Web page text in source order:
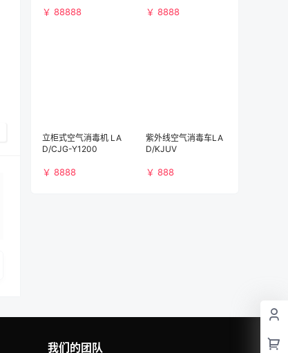
h)）
￥ 88888 ￥ 8888
立柜式空气消毒机 LA
D/CJG-Y1200
￥ 8888
紫外线空气消毒车LA
D/KJUV
￥ 888
我们的团队